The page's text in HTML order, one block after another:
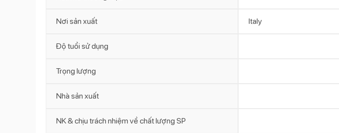
Nơi sản xuất Italy
Độ tuổi sử dụng
Trọng lượng
Nhà sản xuất
NK & chịu trách nhiệm về chất lượng SP